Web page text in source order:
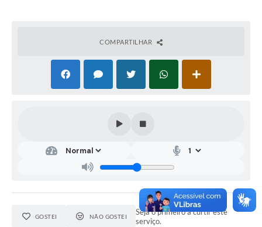
COMPARTILHAR
GOSTEI NÃO GOSTEI
Seja o primeiro a curtir este
serviço.